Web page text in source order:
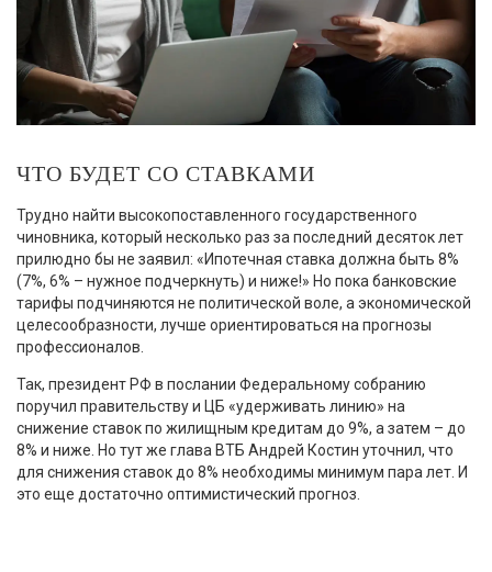
ЧТО БУДЕТ СО СТАВКАМИ
Трудно найти высокопоставленного государственного
чиновника, который несколько раз за последний десяток лет
прилюдно бы не заявил: «Ипотечная ставка должна быть 8%
(7%, 6% – нужное подчеркнуть) и ниже!» Но пока банковские
тарифы подчиняются не политической воле, а экономической
целесообразности, лучше ориентироваться на прогнозы
профессионалов.
Так, президент РФ в послании Федеральному собранию
поручил правительству и ЦБ «удерживать линию» на
снижение ставок по жилищным кредитам до 9%, а затем – до
8% и ниже. Но тут же глава ВТБ Андрей Костин уточнил, что
для снижения ставок до 8% необходимы минимум пара лет. И
это еще достаточно оптимистический прогноз.